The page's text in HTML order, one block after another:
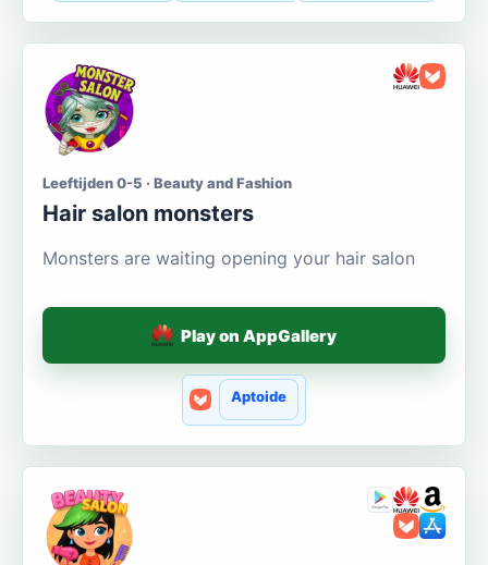
Leeftijden 0-5 · Beauty and Fashion
Hair salon monsters
Monsters are waiting opening your hair salon
Play on AppGallery
Aptoide